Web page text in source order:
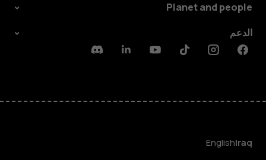
Planet and people
الدعم
Facebook
Instagram
Tiktok
Youtube
Linkedin
Discord
Iraq
English